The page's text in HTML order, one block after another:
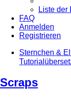
Liste der
FAQ
Anmelden
Registrieren
Sternchen &
Scraps